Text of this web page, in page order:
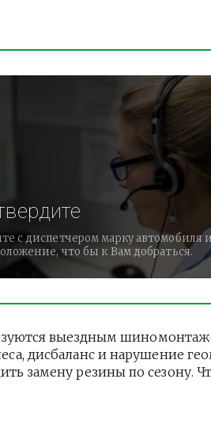
с диспетчером марку автомобиля и
что бы к Вам добраться.
выездным
дисбаланс и нарушение
замену резины по